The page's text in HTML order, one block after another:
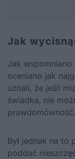
Jak
Jak
oceniano jak
uznali, że jeśli
świadka, nie
prawdomówność.
Był jednak na to
poddać